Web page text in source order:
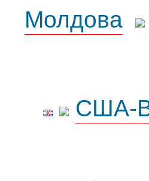
Молдова
США-